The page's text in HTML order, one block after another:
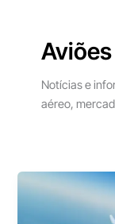
Aviões
Notícias e
aéreo,